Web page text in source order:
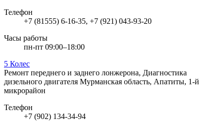
Телефон
+7 (81555) 6-16-35, +7 (921) 043-93-20
Часы работы
пн-пт 09:00–18:00
5 Колес
Ремонт переднего и заднего лонжерона, Диагностика
дизельного двигателя Мурманская область, Апатиты, 1-й
микрорайон
Телефон
+7 (902) 134-34-94